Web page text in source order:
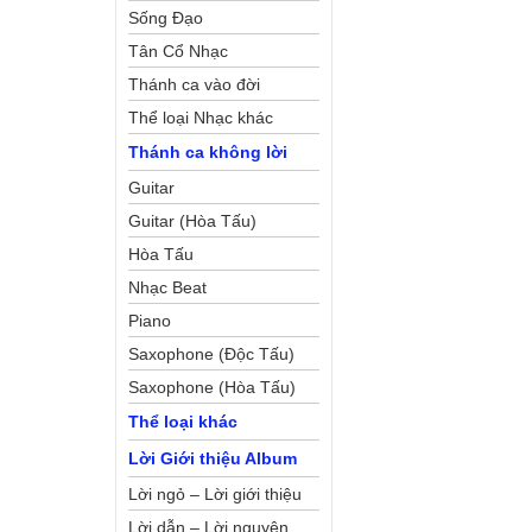
Sống Đạo
Tân Cổ Nhạc
Thánh ca vào đời
Thể loại Nhạc khác
Thánh ca không lời
Guitar
Guitar (Hòa Tấu)
Hòa Tấu
Nhạc Beat
Piano
Saxophone (Độc Tấu)
Saxophone (Hòa Tấu)
Thể loại khác
Lời Giới thiệu Album
Lời ngỏ – Lời giới thiệu
Lời dẫn – Lời nguyện